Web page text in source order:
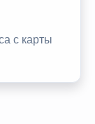
с карты